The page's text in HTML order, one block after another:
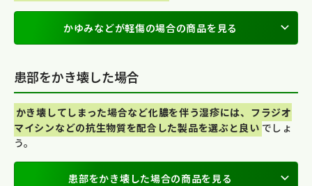
かゆみなどが軽傷の場合の商品を見る
患部をかき壊した場合
かき壊してしまった場合など化膿を伴う湿疹には、フラジオ
マイシンなどの抗生物質を配合した製品を選ぶと良い でしょ
う。
患部をかき壊した場合の商品を見る